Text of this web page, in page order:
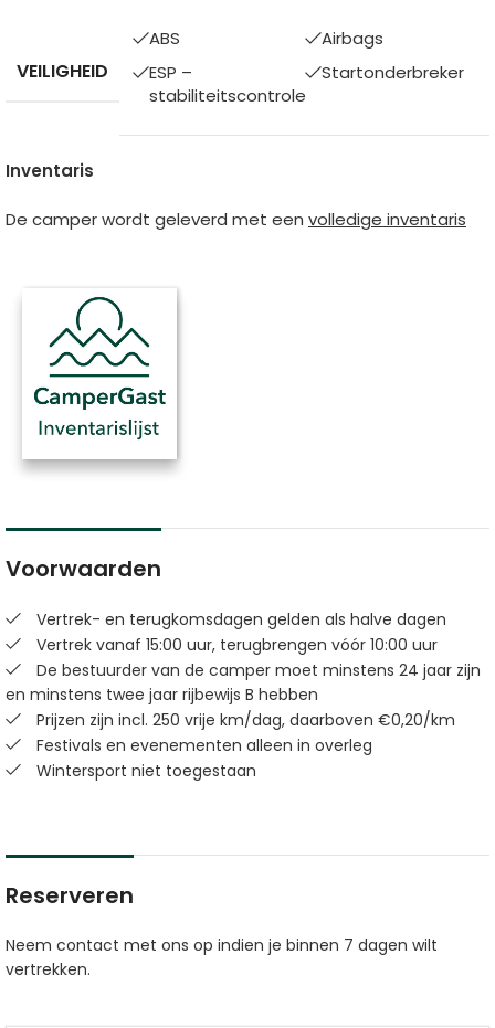
VEILIGHEID
ABS
Airbags
ESP –
stabiliteitscontrole
Startonderbreker
Inventaris
De camper wordt geleverd met een volledige inventaris
Voorwaarden
Vertrek- en terugkomsdagen gelden als halve dagen
Vertrek vanaf 15:00 uur, terugbrengen vóór 10:00 uur
De bestuurder van de camper moet minstens 24 jaar zijn
en minstens twee jaar rijbewijs B hebben
Prijzen zijn incl. 250 vrije km/dag, daarboven €0,20/km
Festivals en evenementen alleen in overleg
Wintersport niet toegestaan
Reserveren
Neem contact met ons op indien je binnen 7 dagen wilt
vertrekken.